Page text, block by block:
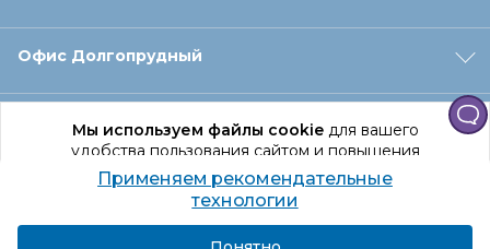
Мы используем файлы cookieдля вашего
удобства пользования сайтом и повышения
качества рекомендаций.
Продолжая использование сайта, вы даете
согласие на обработку персональных данных
Офис Долгопрудный
Офис Санкт‑Петербург
Оформление заказа
Применяем рекомендательные
технологии